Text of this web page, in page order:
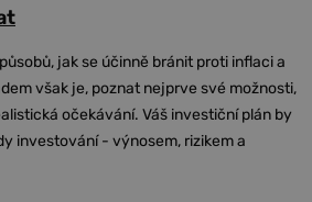
jak se účinně bránit proti inflaci a
však je, poznat nejprve své možnosti,
očekávání. Váš investiční plán by
investování - výnosem, rizikem a